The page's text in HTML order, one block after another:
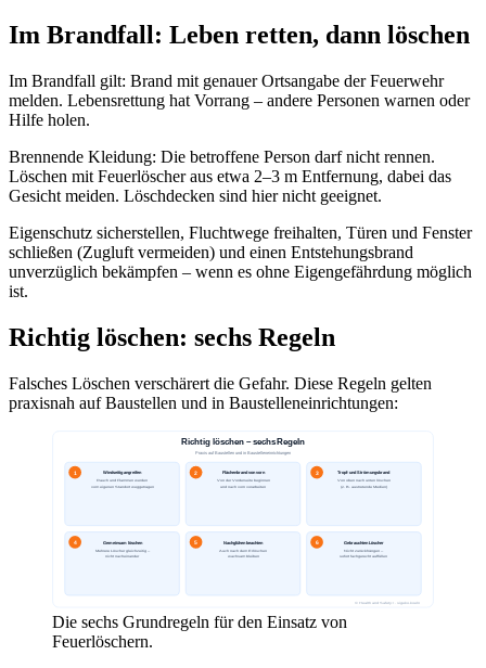
Im Brandfall: Leben retten, dann löschen
Im Brandfall gilt: Brand mit genauer Ortsangabe der Feuerwehr
melden. Lebensrettung hat Vorrang – andere Personen warnen oder
Hilfe holen.
Brennende Kleidung: Die betroffene Person darf nicht rennen.
Löschen mit Feuerlöscher aus etwa 2–3 m Entfernung, dabei das
Gesicht meiden. Löschdecken sind hier nicht geeignet.
Eigenschutz sicherstellen, Fluchtwege freihalten, Türen und Fenster
schließen (Zugluft vermeiden) und einen Entstehungsbrand
unverzüglich bekämpfen – wenn es ohne Eigengefährdung möglich
ist.
Richtig löschen: sechs Regeln
Falsches Löschen verschärert die Gefahr. Diese Regeln gelten
praxisnah auf Baustellen und in Baustelleneinrichtungen:
Die sechs Grundregeln für den Einsatz von
Feuerlöschern.